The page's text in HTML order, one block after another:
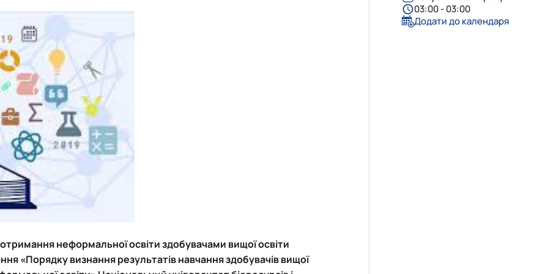
вченою радою факультет…
ветеринарної медицини …
неформальної освіти здобувачами вищої освіти
«Порядку визнання результатів навчання здобувачів вищої
03:00 - 03:00
Додати до календаря